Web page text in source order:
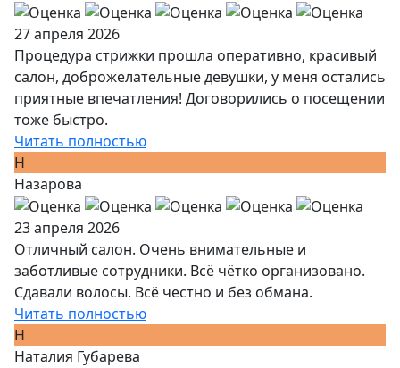
27 апреля 2026
Процедура стрижки прошла оперативно, красивый
салон, доброжелательные девушки, у меня остались
приятные впечатления! Договорились о посещении
тоже быстро.
Читать полностью
Н
Назарова
23 апреля 2026
Отличный салон. Очень внимательные и
заботливые сотрудники. Всё чётко организовано.
Сдавали волосы. Всё честно и без обмана.
Читать полностью
Н
Наталия Губарева